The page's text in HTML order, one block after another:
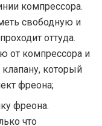
компрессора.
свободную и
оттуда.
от компрессора и
который
фреона;
фреона.
что